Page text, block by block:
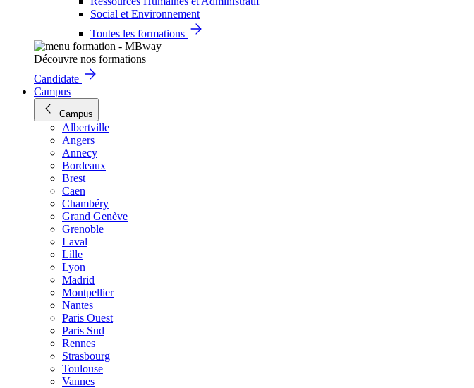
Social et Environnement
Toutes les formations
Découvre nos formations
Candidate
Campus
Campus
Albertville
Angers
Annecy
Bordeaux
Brest
Caen
Chambéry
Grand Genève
Grenoble
Laval
Lille
Lyon
Madrid
Montpellier
Nantes
Paris Ouest
Paris Sud
Rennes
Strasbourg
Toulouse
Vannes